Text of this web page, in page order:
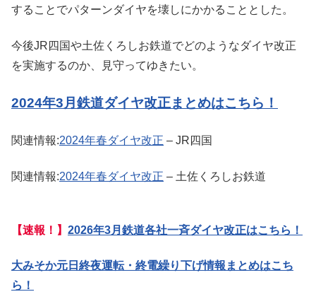
することでパターンダイヤを壊しにかかることとした。
今後JR四国や土佐くろしお鉄道でどのようなダイヤ改正
を実施するのか、見守ってゆきたい。
2024年3月鉄道ダイヤ改正まとめはこちら！
関連情報:2024年春ダイヤ改正 – JR四国
関連情報:2024年春ダイヤ改正 – 土佐くろしお鉄道
【速報！】 2026年3月鉄道各社一斉ダイヤ改正はこちら！
大みそか元日終夜運転・終電繰り下げ情報まとめはこち
ら！